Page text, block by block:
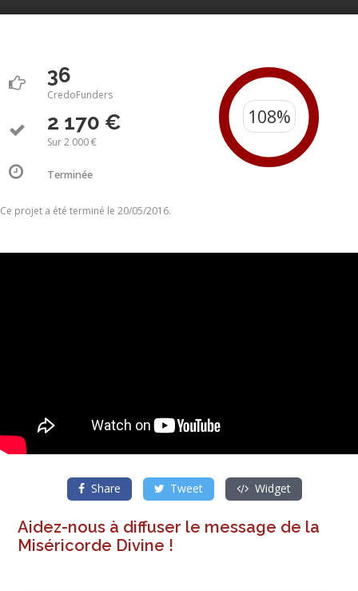
36
CredoFunders
2 170 €
Sur 2 000 €
Terminée
Ce projet a été terminé le 20/05/2016.
Share Tweet Widget
Aidez-nous à diffuser le message de la
Miséricorde Divine !